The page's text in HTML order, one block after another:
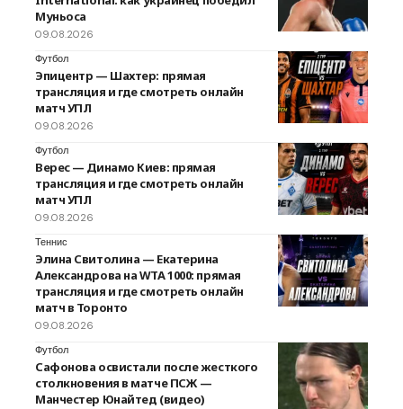
Муньоса
09.08.2026
Футбол
Эпицентр — Шахтер: прямая
трансляция и где смотреть онлайн
матч УПЛ
09.08.2026
Футбол
Верес — Динамо Киев: прямая
трансляция и где смотреть онлайн
матч УПЛ
09.08.2026
Теннис
Элина Свитолина — Екатерина
Александрова на WTA 1000: прямая
трансляция и где смотреть онлайн
матч в Торонто
09.08.2026
Футбол
Сафонова освистали после жесткого
столкновения в матче ПСЖ —
Манчестер Юнайтед (видео)